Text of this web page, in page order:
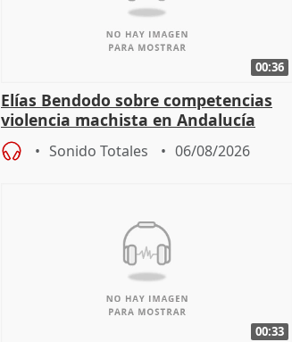
00:36
Elías Bendodo sobre competencias
violencia machista en Andalucía
Sonido Totales 06/08/2026
00:33